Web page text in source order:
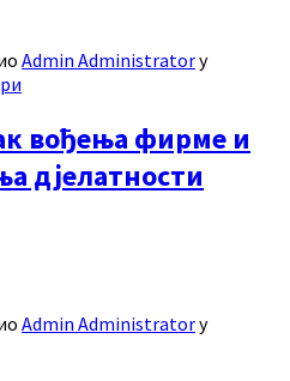
Admin Administratorу
вођења фирме и
дјелатности
Admin Administratorу